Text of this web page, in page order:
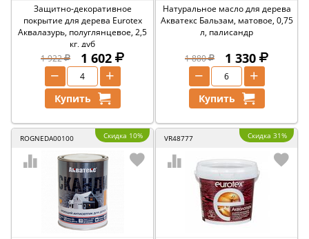
Защитно-декоративное
покрытие для дерева Eurotex
Аквалазурь, полуглянцевое, 2,5
кг, дуб
1 922
1 602
+
−
Купить
Натуральное масло для дерева
Акватекс Бальзам, матовое, 0,75
л, палисандр
1 880 1 330
+
−
Купить
ROGNEDA00100 Скидка 10% VR48777 Скидка 31%